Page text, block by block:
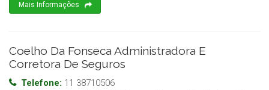
Mais Informações
Coelho Da Fonseca Administradora E
Corretora De Seguros
Telefone: 11 38710506